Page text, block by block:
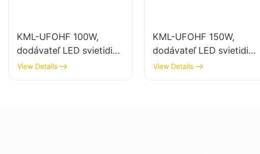
KML-UFOHF 100W,
dodávateľ LED svietidiel
do vysokých hal pre
priemyselné závody,
View Details
KML-UFOHF 150W,
dodávateľ LED svietidiel
pre vnútorné osvetlenie
priemyselných závodov,
View Details